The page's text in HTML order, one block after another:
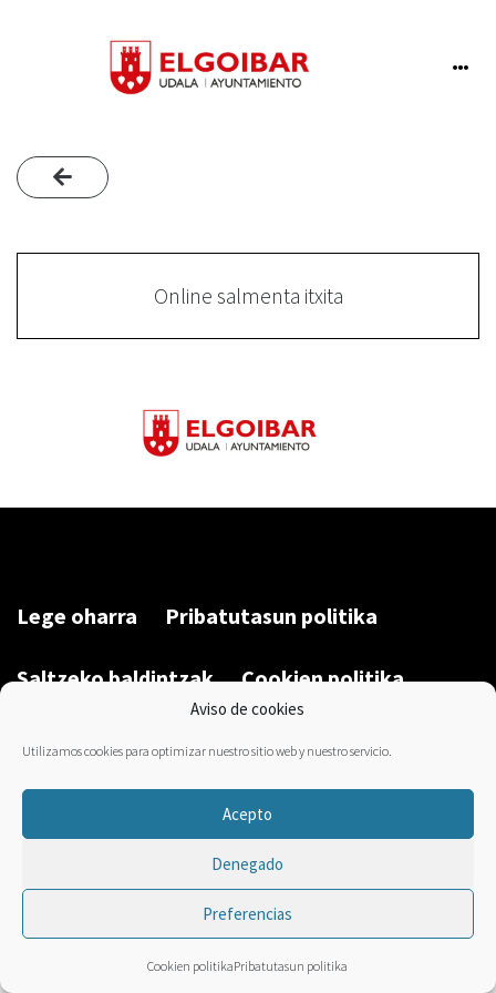
Aviso de cookies
Utilizamos cookies para optimizar nuestro sitio web y nuestro servicio.
Acepto
Denegado
Preferencias
Cookien politikaPribatutasun politika
Online salmenta itxita
Lege oharra Pribatutasun politika
Saltzeko baldintzak Cookien politika
Garatu du/Desarrollado por:Bravo Manager2026